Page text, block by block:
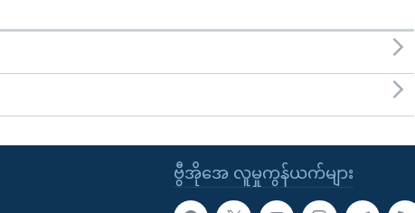
ဗွီအိုအေ လူမှုကွန်ယက်များ